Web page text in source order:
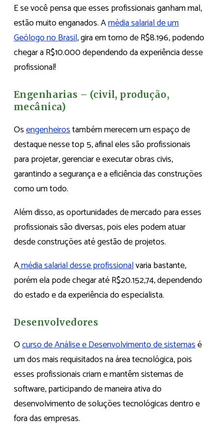
E se você pensa que esses profissionais ganham mal,
estão muito enganados. Amédia salarial de um
Geólogo no Brasil, gira em torno de R$8.196, podendo
chegar a R$10.000 dependendo da experiência desse
profissional!
Engenharias – (civil, produção,
mecânica)
Osengenheirostambém merecem um espaço de
destaque nesse top 5, afinal eles são profissionais
para projetar, gerenciar e executar obras civis,
garantindo a segurança e a eficiência das construções
como um todo.
Além disso, as oportunidades de mercado para esses
profissionais são diversas, pois eles podem atuar
desde construções até gestão de projetos.
Amédia salarial desse profissionalvaria bastante,
porém ela pode chegar até R$20.152,74, dependendo
do estado e da experiência do especialista.
Desenvolvedores
Ocurso de Análise e Desenvolvimento de sistemasé
um dos mais requisitados na área tecnológica, pois
esses profissionais criam e mantêm sistemas de
software, participando de maneira ativa do
desenvolvimento de soluções tecnológicas dentro e
fora das empresas.